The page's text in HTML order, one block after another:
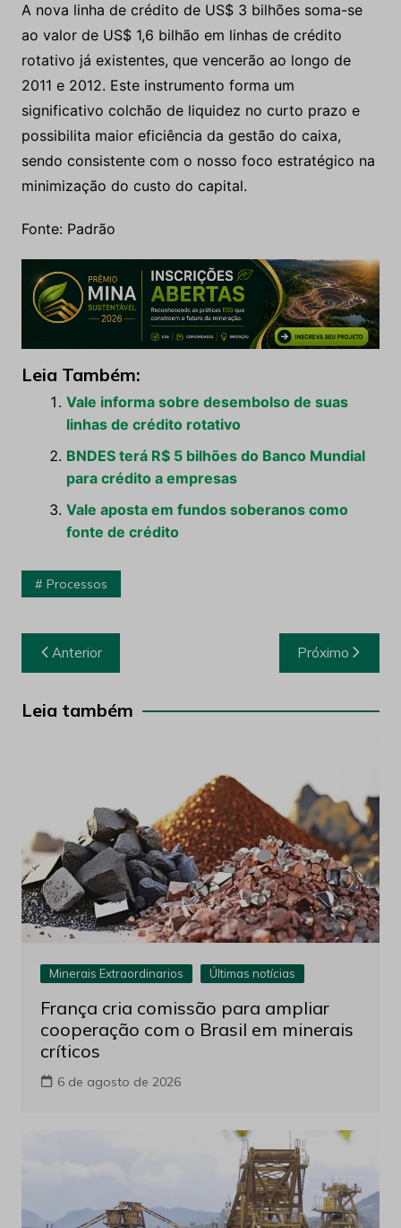
A nova linha de crédito de US$ 3 bilhões soma-se
ao valor de US$ 1,6 bilhão em linhas de crédito
rotativo já existentes, que vencerão ao longo de
2011 e 2012. Este instrumento forma um
significativo colchão de liquidez no curto prazo e
possibilita maior eficiência da gestão do caixa,
sendo consistente com o nosso foco estratégico na
minimização do custo do capital.
Fonte: Padrão
Leia Também:
Vale informa sobre desembolso de suas
linhas de crédito rotativo
BNDES terá R$ 5 bilhões do Banco Mundial
para crédito a empresas
Vale aposta em fundos soberanos como
fonte de crédito
Processos
Navegação
de
Post
Anterior Próximo
Leia também
Minerais Extraordinarios Últimas notícias
França cria comissão para ampliar
cooperação com o Brasil em minerais
críticos
6 de agosto de 2026